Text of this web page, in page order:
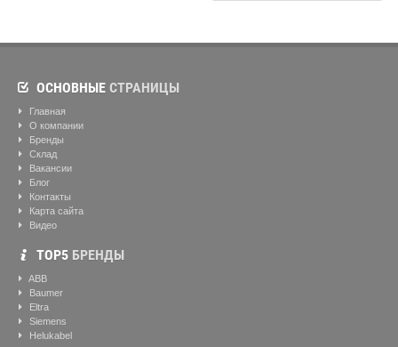
ОСНОВНЫЕ СТРАНИЦЫ
Главная
О компании
Бренды
Склад
Вакансии
Блог
Контакты
Карта сайта
Видео
ТОР5 БРЕНДЫ
ABB
Baumer
Eltra
Siemens
Helukabel